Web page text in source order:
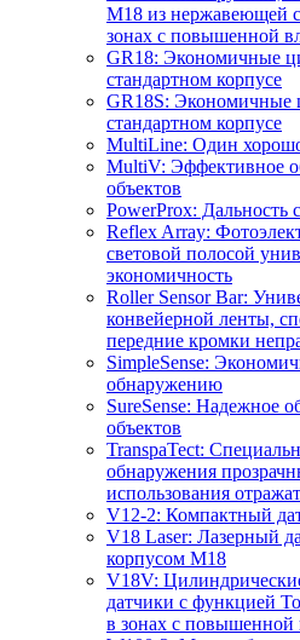
M18 из нержавеющей
зонах с повышенной
GR18: Экономичные
стандартном корпусе
GR18S: Экономичные
стандартном корпусе
MultiLine: Один
MultiV: Эффективное
объектов
PowerProx: Дальность
Reflex Array:
световой полосой
экономичность
Roller Sensor Bar:
конвейерной ленты,
передние кромки
SimpleSense:
обнаружению
SureSense: Надежное
объектов
TranspaTect:
обнаружения
использования
V12-2: Компактный
V18 Laser: Лазерный
корпусом M18
V18V:
датчики с функцией
в зонах с повышенной